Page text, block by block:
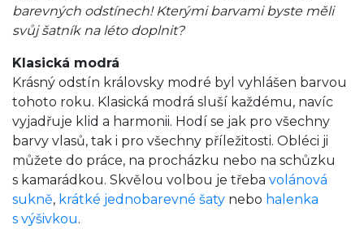
barevných odstínech! Kterými barvami byste měli
svůj šatník na léto doplnit?
Klasická modrá
Krásný odstín královsky modré byl vyhlášen barvou
tohoto roku. Klasická modrá sluší každému, navíc
vyjadřuje klid a harmonii. Hodí se jak pro všechny
barvy vlasů, tak i pro všechny příležitosti. Obléci ji
můžete do práce, na procházku nebo na schůzku
s kamarádkou. Skvělou volbou je třeba volánová
sukně, krátké jednobarevné šaty nebo halenka
s výšivkou.